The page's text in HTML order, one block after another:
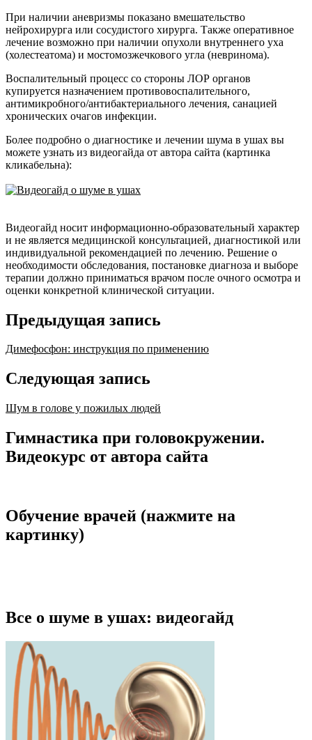
При наличии аневризмы показано вмешательство
нейрохирурга или сосудистого хирурга. Также оперативное
лечение возможно при наличии опухоли внутреннего уха
(холестеатома) и мостомозжечкового угла (невринома).
Воспалительный процесс со стороны ЛОР органов
купируется назначением противовоспалительного,
антимикробного/антибактериального лечения, санацией
хронических очагов инфекции.
Более подробно о диагностике и лечении шума в ушах вы
можете узнать из видеогайда от автора сайта (картинка
кликабельна):
Видеогайд носит информационно-образовательный характер
и не является медицинской консультацией, диагностикой или
индивидуальной рекомендацией по лечению. Решение о
необходимости обследования, постановке диагноза и выборе
терапии должно приниматься врачом после очного осмотра и
оценки конкретной клинической ситуации.
Предыдущая запись
Димефосфон: инструкция по применению
Следующая запись
Шум в голове у пожилых людей
Гимнастика при головокружении.
Видеокурс от автора сайта
Обучение врачей (нажмите на
картинку)
Все о шуме в ушах: видеогайд